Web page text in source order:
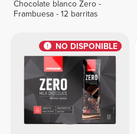
Chocolate blanco Zero -
Frambuesa - 12 barritas
NO DISPONIBLE